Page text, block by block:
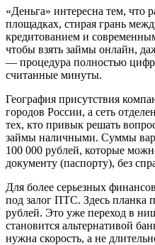
«Деньга» интересна тем, что
площадках, стирая грань
кредитованием и
чтобы взять займы онлайн,
— процедура полностью
считанные минуты.
География присутствия
городов России, а сеть
тех, кто привык решать
займы наличными. Суммы
100 000 рублей, которые
документу (паспорту), без
Для более серьезных
под залог ПТС. Здесь планка
рублей. Это уже переход в
становится альтернативой
нужна скорость, а не